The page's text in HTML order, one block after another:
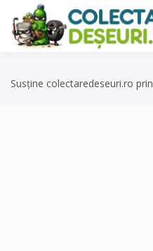
content
Susține colectaredeseuri.ro